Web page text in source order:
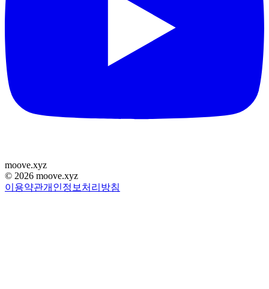
moove.xyz
© 2026 moove.xyz
이용약관개인정보처리방침